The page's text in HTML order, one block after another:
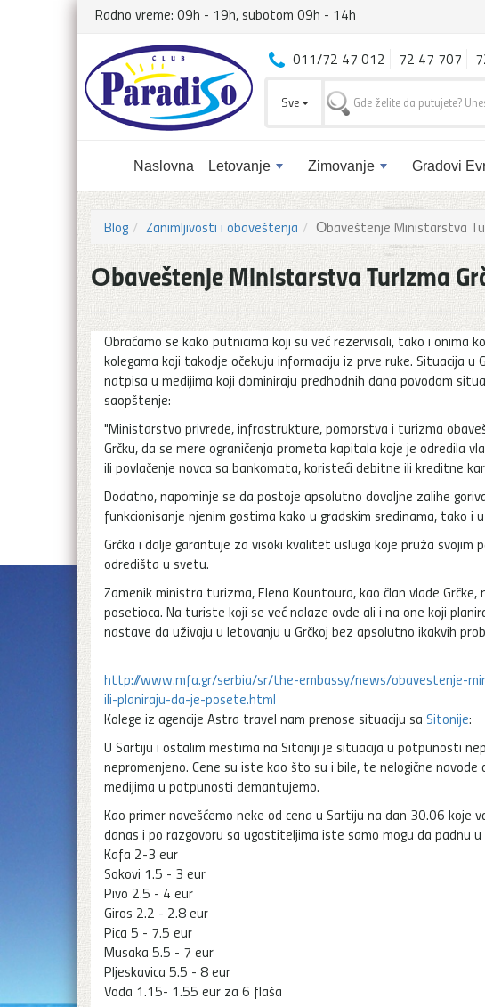
Radno vreme: 09h - 19h, subotom 09h - 14h
Naslovna Letovanje Zimovanje Gradovi
011/72 47 012 72 47 707
Sve
Blog Zanimljivosti i obaveštenja Οbaveštenje Ministarstva
Οbaveštenje Ministarstva Turizma
Obraćamo se kako putnicima koji su već rezervisali, tako i onima
kolegama koji takodje očekuju informaciju iz prve ruke. Situacija
natpisa u medijima koji dominiraju predhodnih dana povodom
saopštenje:
"Ministarstvo privrede, infrastrukture, pomorstva i turizma
Grčku, da se mere ograničenja prometa kapitala koje je odredila
ili povlačenje novca sa bankomata, koristeći debitne ili kreditne
Dodatno, napominje se da postoje apsolutno dovoljne zalihe
funkcionisanje njenim gostima kako u gradskim sredinama, tako i
Grčka i dalje garantuje za visoki kvalitet usluga koje pruža
odredišta u svetu.
Zamenik ministra turizma, Elena Kountoura, kao član vlade
posetioca. Na turiste koji se već nalaze ovde ali i na one koji
nastave da uživaju u letovanju u Grčkoj bez apsolutno ikakvih
http://www.mfa.gr/serbia/sr/the-embassy/news/obavestenje-
ili-planiraju-da-je-posete.html
Kolege iz agencije Astra travel nam prenose situaciju sa Sitonije:
U Sartiju i ostalim mestima na Sitoniji je situacija u potpunosti
nepromenjeno. Cene su iste kao što su i bile, te nelogične
medijima u potpunosti demantujemo.
Kao primer navešćemo neke od cena u Sartiju na dan 30.06 koje
danas i po razgovoru sa ugostiteljima iste samo mogu da padnu
Kafa 2-3 eur
Sokovi 1.5 - 3 eur
Pivo 2.5 - 4 eur
Giros 2.2 - 2.8 eur
Pica 5 - 7.5 eur
Musaka 5.5 - 7 eur
Pljeskavica 5.5 - 8 eur
Voda 1.15- 1.55 eur za 6 flaša